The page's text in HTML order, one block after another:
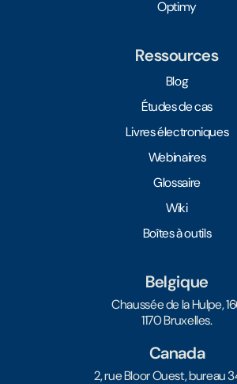
Optimy
Ressources
Blog
Études de cas
Livres électroniques
Webinaires
Glossaire
Wiki
Boîtes à outils
Belgique
Chaussée de la Hulpe,
1170 Bruxelles.
Canada
2, rue Bloor Ouest, bureau